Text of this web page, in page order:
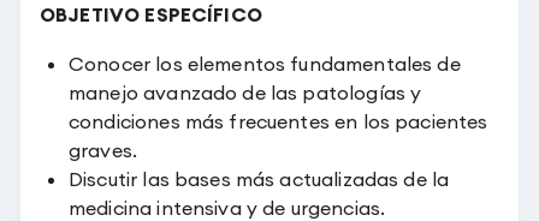
OBJETIVO ESPECÍFICO
Conocer los elementos fundamentales de
manejo avanzado de las patologías y
condiciones más frecuentes en los pacientes
graves.
Discutir las bases más actualizadas de la
medicina intensiva y de urgencias.